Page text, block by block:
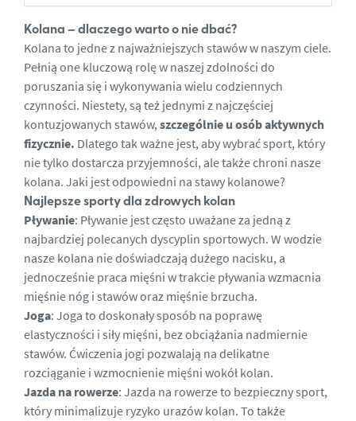
Kolana – dlaczego warto o nie dbać?
Kolana to jedne z najważniejszych stawów w naszym ciele.
Pełnią one kluczową rolę w naszej zdolności do
poruszania się i wykonywania wielu codziennych
czynności. Niestety, są też jednymi z najczęściej
kontuzjowanych stawów, szczególnie u osób aktywnych
fizycznie. Dlatego tak ważne jest, aby wybrać sport, który
nie tylko dostarcza przyjemności, ale także chroni nasze
kolana. Jaki jest odpowiedni na stawy kolanowe?
Najlepsze sporty dla zdrowych kolan
Pływanie: Pływanie jest często uważane za jedną z
najbardziej polecanych dyscyplin sportowych. W wodzie
nasze kolana nie doświadczają dużego nacisku, a
jednocześnie praca mięśni w trakcie pływania wzmacnia
mięśnie nóg i stawów oraz mięśnie brzucha.
Joga: Joga to doskonały sposób na poprawę
elastyczności i siły mięśni, bez obciążania nadmiernie
stawów. Ćwiczenia jogi pozwalają na delikatne
rozciąganie i wzmocnienie mięśni wokół kolan.
Jazda na rowerze: Jazda na rowerze to bezpieczny sport,
który minimalizuje ryzyko urazów kolan. To także